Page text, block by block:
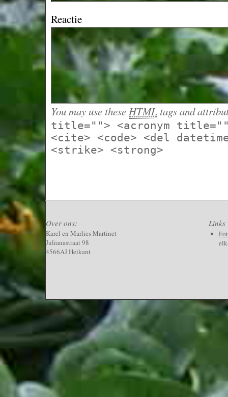
Reactie
You may use theseHTML tags and
title=""> <acronym
<cite> <code> <del
<strike> <strong>
Over ons:
Karel en Marlies Martinet
Julianastraat 98
4566AJ Heikant
Links